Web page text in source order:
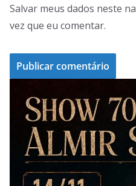
Salvar meus dados neste
vez que eu comentar.